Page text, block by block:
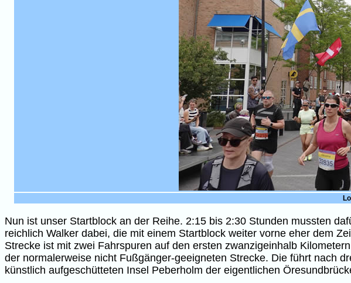
Nun ist unser Startblock an der Reihe. 2:15 bis 2:30 Stunden mussten
reichlich Walker dabei, die mit einem Startblock weiter vorne eher dem
Strecke ist mit zwei Fahrspuren auf den ersten zwanzigeinhalb
der normalerweise nicht Fußgänger-geeigneten Strecke. Die führt nach
künstlich aufgeschütteten Insel Peberholm der eigentlichen